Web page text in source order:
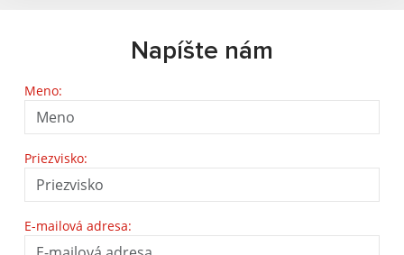
Napíšte nám
Meno:
Priezvisko:
E-mailová adresa: